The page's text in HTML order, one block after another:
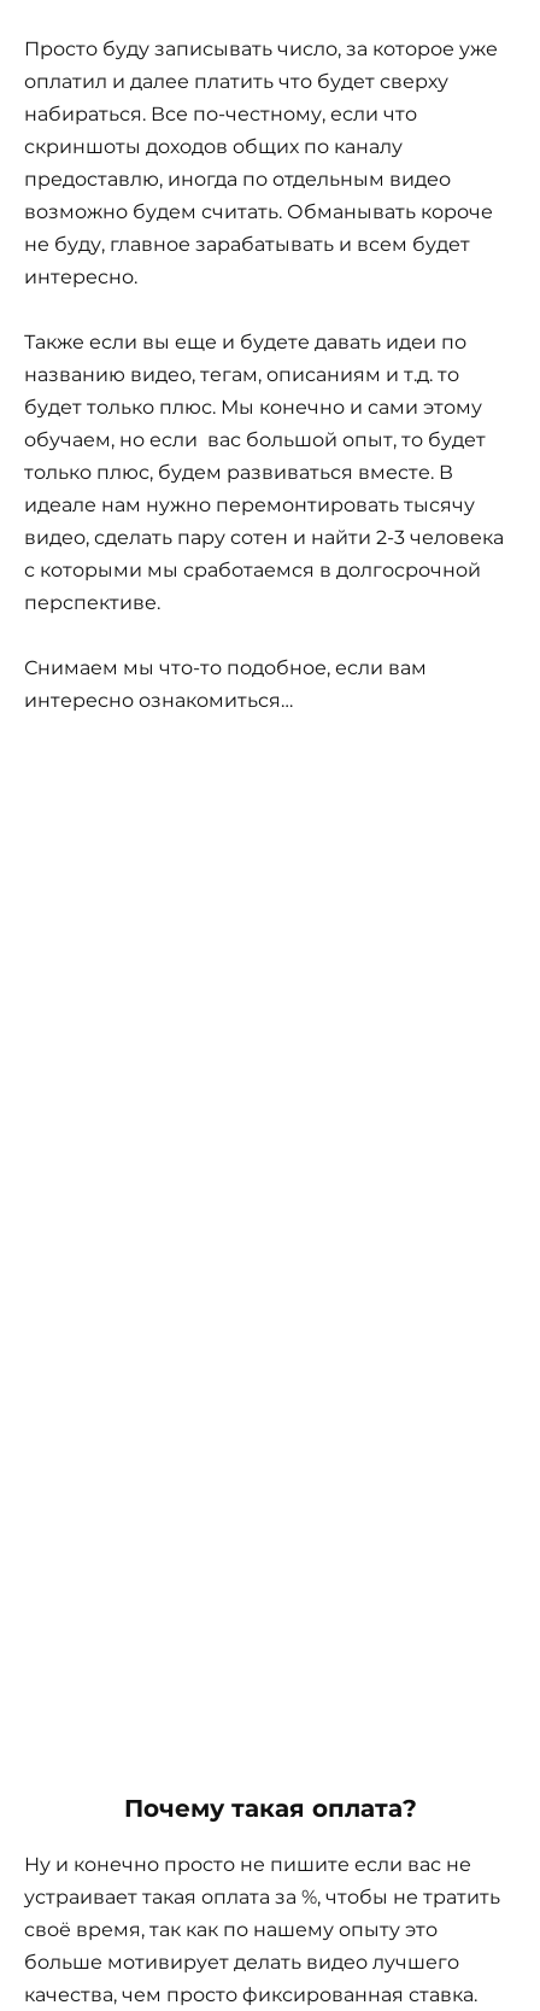
Просто буду записывать число, за которое уже
оплатил и далее платить что будет сверху
набираться. Все по-честному, если что
скриншоты доходов общих по каналу
предоставлю, иногда по отдельным видео
возможно будем считать. Обманывать короче
не буду, главное зарабатывать и всем будет
интересно.
Также если вы еще и будете давать идеи по
названию видео, тегам, описаниям и т.д. то
будет только плюс. Мы конечно и сами этому
обучаем, но если вас большой опыт, то будет
только плюс, будем развиваться вместе. В
идеале нам нужно перемонтировать тысячу
видео, сделать пару сотен и найти 2-3 человека
с которыми мы сработаемся в долгосрочной
перспективе.
Снимаем мы что-то подобное, если вам
интересно ознакомиться…
Почему такая оплата?
Ну и конечно просто не пишите если вас не
устраивает такая оплата за %, чтобы не тратить
своё время, так как по нашему опыту это
больше мотивирует делать видео лучшего
качества, чем просто фиксированная ставка.